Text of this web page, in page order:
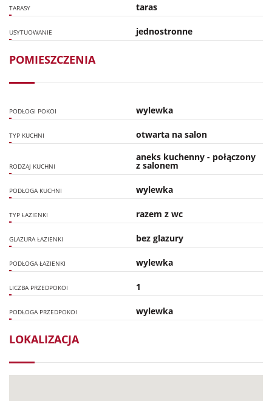
TARASY taras
USYTUOWANIE jednostronne
POMIESZCZENIA
PODŁOGI POKOI wylewka
TYP KUCHNI otwarta na salon
RODZAJ KUCHNI
aneks kuchenny - połączony
z salonem
PODŁOGA KUCHNI wylewka
TYP ŁAZIENKI razem z wc
GLAZURA ŁAZIENKI bez glazury
PODŁOGA ŁAZIENKI wylewka
LICZBA PRZEDPOKOI 1
PODŁOGA PRZEDPOKOI wylewka
LOKALIZACJA